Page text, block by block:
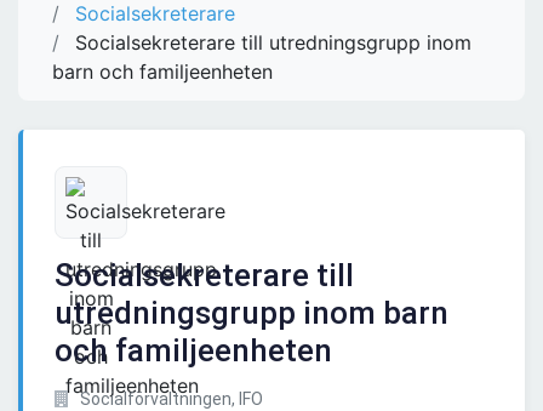
Socialsekreterare
Socialsekreterare till utredningsgrupp inom
barn och familjeenheten
Socialsekreterare till
utredningsgrupp inom barn
och familjeenheten
Socialförvaltningen, IFO